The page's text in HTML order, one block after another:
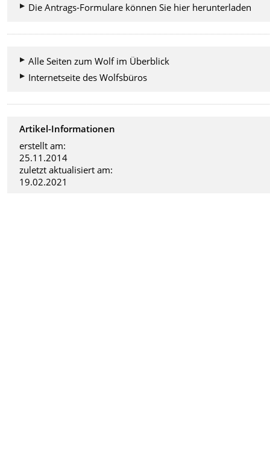
Die Antrags-Formulare können Sie hier herunterladen
Alle Seiten zum Wolf im Überblick
Internetseite des Wolfsbüros
Artikel-Informationen
erstellt am:
25.11.2014
zuletzt aktualisiert am:
19.02.2021